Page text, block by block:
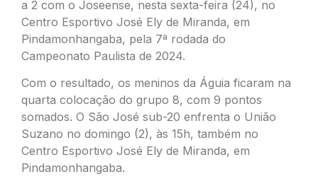
a 2 com o Joseense, nesta sexta-feira (24), no
Centro Esportivo José Ely de Miranda, em
Pindamonhangaba, pela 7ª rodada do
Campeonato Paulista de 2024.
Com o resultado, os meninos da Águia ficaram na
quarta colocação do grupo 8, com 9 pontos
somados. O São José sub-20 enfrenta o União
Suzano no domingo (2), às 15h, também no
Centro Esportivo José Ely de Miranda, em
Pindamonhangaba.